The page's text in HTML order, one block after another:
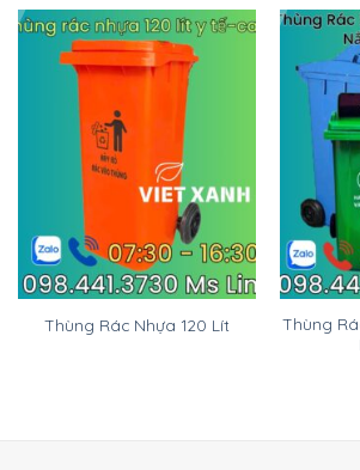
Thùng Rác Nhựa 120 Lít
Thùng